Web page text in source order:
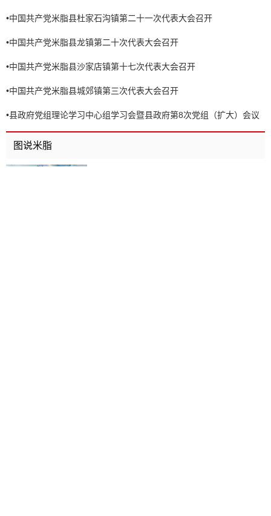
•中国共产党米脂县杜家石沟镇第二十一次代表大会召开
•中国共产党米脂县龙镇第二十次代表大会召开
•中国共产党米脂县沙家店镇第十七次代表大会召开
•中国共产党米脂县城郊镇第三次代表大会召开
•县政府党组理论学习中心组学习会暨县政府第8次党组（扩大）会议
召开
图说米脂